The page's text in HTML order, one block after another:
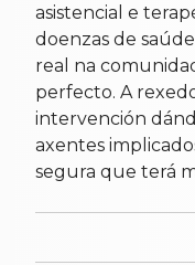
asistencial e
doenzas de
real na
perfecto. A
intervención
axentes
segura que terá